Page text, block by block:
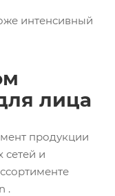
интенсивный
лица
продукции
сетей и
.